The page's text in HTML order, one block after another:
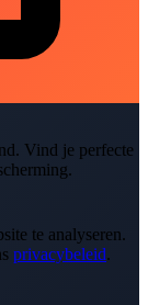
Vind je perfecte
te analyseren.
privacybeleid.